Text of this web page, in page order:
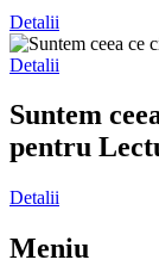
Detalii
Detalii
Suntem
pentru
Detalii
Meniu